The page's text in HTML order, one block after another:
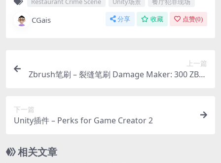
CGais 分享 收藏 点赞(0)
上一篇
Zbrush笔刷 – 裂缝笔刷 Damage Maker: 300 ZBru
下一篇
Unity插件 – Perks for Game Creator 2
相关文章